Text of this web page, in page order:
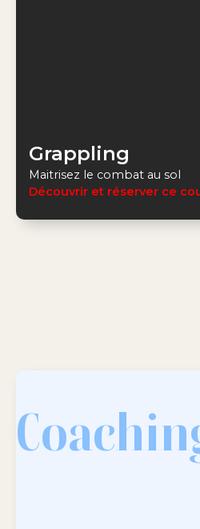
Grappling
Maitrisez le combat au sol
Découvrir et réserver ce